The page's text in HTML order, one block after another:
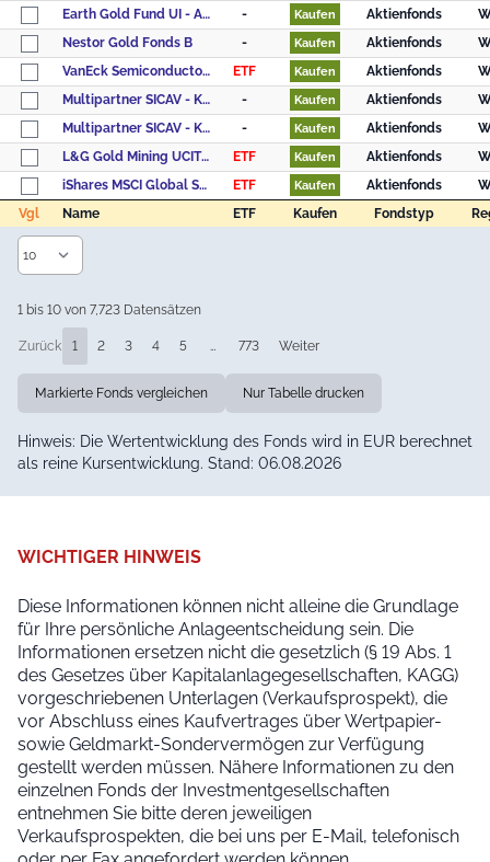
Vgl Name ETF Kaufen Fondstyp
Earth Gold Fund UI - Anteilklasse (EUR R)
- Kaufen Aktienfonds
Nestor Gold Fonds B
- Kaufen Aktienfonds
VanEck Semiconductor UCITS ETF USD A
ETF Kaufen Aktienfonds
Multipartner SICAV - Konwave Gold Equity Fund B USD
- Kaufen Aktienfonds
Multipartner SICAV - Konwave Gold Equity Fund B CHF
- Kaufen Aktienfonds
L&G Gold Mining UCITS ETF USD Accumulating ETF
ETF Kaufen Aktienfonds
iShares MSCI Global Semiconductors UCITS ETF USD (Acc)
ETF Kaufen Aktienfonds
Vgl
Name ETF Kaufen Fondstyp
1 bis 10 von 7,723 Datensätzen
Zurück 1 2 3 4 5 … 773 Weiter
Markierte Fonds vergleichen Nur Tabelle drucken
Hinweis: Die Wertentwicklung des Fonds wird in EUR berechnet
als reine Kursentwicklung. Stand: 06.08.2026
WICHTIGER HINWEIS
Diese Informationen können nicht alleine die Grundlage
für Ihre persönliche Anlageentscheidung sein. Die
Informationen ersetzen nicht die gesetzlich (§ 19 Abs. 1
des Gesetzes über Kapitalanlagegesellschaften, KAGG)
vorgeschriebenen Unterlagen (Verkaufsprospekt), die
vor Abschluss eines Kaufvertrages über Wertpapier-
sowie Geldmarkt-Sondervermögen zur Verfügung
gestellt werden müssen. Nähere Informationen zu den
einzelnen Fonds der Investmentgesellschaften
entnehmen Sie bitte deren jeweiligen
Verkaufsprospekten, die bei uns per E-Mail, telefonisch